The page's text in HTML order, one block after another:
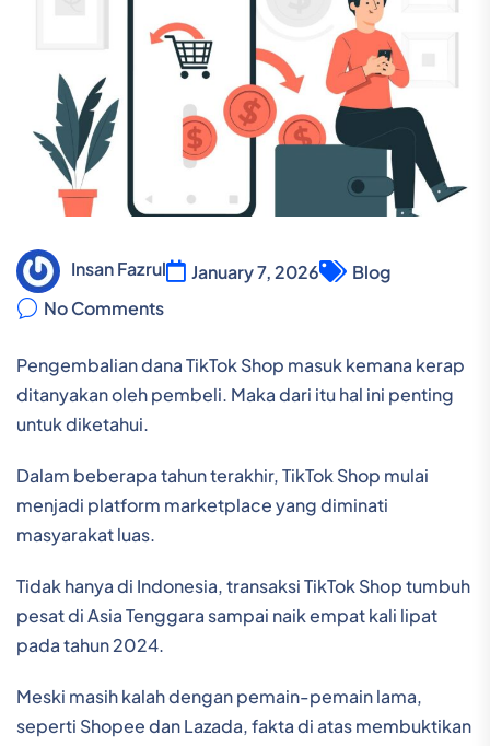
Insan Fazrul January 7, 2026
Blog
No Comments
Pengembalian dana TikTok Shop masuk kemana kerap
ditanyakan oleh pembeli. Maka dari itu hal ini penting
untuk diketahui.
Dalam beberapa tahun terakhir, TikTok Shop mulai
menjadi platform marketplace yang diminati
masyarakat luas.
Tidak hanya di Indonesia, transaksi TikTok Shop tumbuh
pesat di Asia Tenggara sampai naik empat kali lipat
pada tahun 2024.
Meski masih kalah dengan pemain-pemain lama,
seperti Shopee dan Lazada, fakta di atas membuktikan